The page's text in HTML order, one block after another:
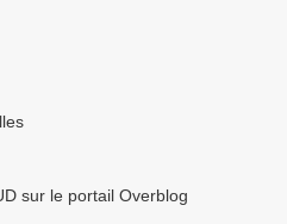
sur le portail Overblog